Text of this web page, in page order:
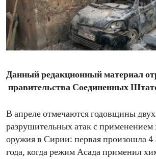
ENVIRONMENT AND HEALTH
IDEALS AND INSTITUTIONS
Данный редакционный материал
правительства Соединенных
В апреле отмечаются годовщины двух
разрушительных атак с применением
оружия в Сирии: первая произошла 4
года, когда режим Асада применил